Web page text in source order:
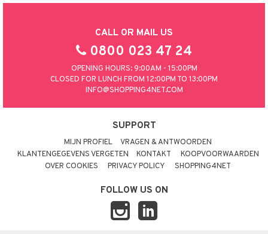
CALL OR MAIL US
0800 023 47 24
OPENING HOURS: 9:00AM - 15:00PM
CLOSED FOR LUNCH FROM 12:00PM TO 13:00PM
INFO@SHOPPING4NET.COM
SUPPORT
MIJN PROFIEL
VRAGEN & ANTWOORDEN
KLANTENGEGEVENS VERGETEN
KONTAKT
KOOPVOORWAARDEN
OVER COOKIES
PRIVACY POLICY SHOPPING4NET
FOLLOW US ON